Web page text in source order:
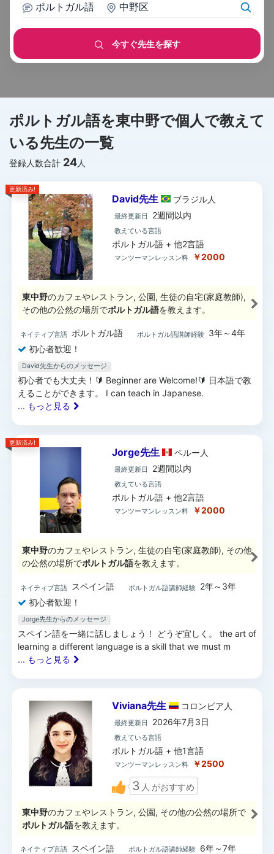
ポルトガル語 中野区
今すぐ先生を探す
ポルトガル語を東中野で個人で教えて
いる先生の一覧
登録人数合計 24人
更新済み!
David先生 ブラジル人
最終更新日 2週間以内
教えている言語
ポルトガル語 + 他2言語
マンツーマンレッスン料 ￥2000
東中野のカフェやレストラン, 公園, 生徒の自宅(家庭教師),
その他の公然の場所でポルトガル語を教えます。
ネイティブ言語 ポルトガル語 ポルトガル語講師経験
3年～4年
初心者歓迎！
David先生からのメッセージ
初心者でも大丈夫！🔰 Beginner are Welcome!🔰 日本語で教
えることができます。 I can teach in Japanese.
... もっと見る
更新済み!
Jorge先生 ペルー 人
最終更新日 2週間以内
教えている言語
ポルトガル語 + 他2言語
マンツーマンレッスン料 ￥2000
東中野のカフェやレストラン, 生徒の自宅(家庭教師), その他
の公然の場所でポルトガル語を教えます。
ネイティブ言語 スペイン語 ポルトガル語講師経験
2年～3年
初心者歓迎！
Jorge先生からのメッセージ
スペイン語を一緒に話しましょう！ どうぞ宜しく。 the art of
learning a different language is a skill that we must m
... もっと見る
Viviana先生 コロンビア 人
最終更新日 2026年7月3日
教えている言語
ポルトガル語 + 他1言語
マンツーマンレッスン料 ￥2500
3 人 がおすすめ
東中野のカフェやレストラン, 公園, その他の公然の場所で
ポルトガル語を教えます。
ネイティブ言語 スペイン語 ポルトガル語講師経験
6年～7年